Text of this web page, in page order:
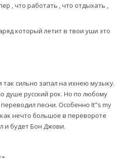
, что работать , что отдыхать ,
который летит в твои уши это
так сильно запал на ихнею музыку.
душе русский рок. Но по любому
песни. Особенно It"s my
нечто большое в перевороте
и будет Бон Джови.